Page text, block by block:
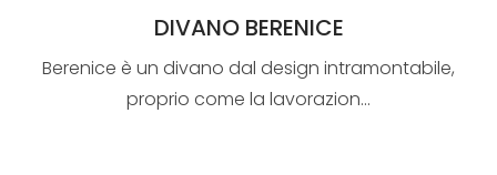
DIVANO BERENICE
Berenice è un divano dal design intramontabile,
proprio come la lavorazion...